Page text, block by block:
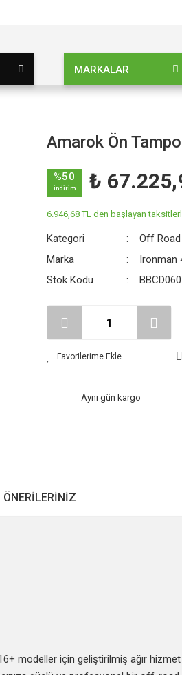
MARKALAR
Amarok Ön
%50
indirim ₺
6.946,68 TL den başlayan
Kategori Off
Marka
Ironman
Stok Kodu
BBCD060
Aynı gün kargo
ÖNERILERINIZ
modeller için geliştirilmiş ağır